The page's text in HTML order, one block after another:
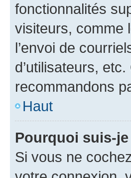
fonctionnalités
visiteurs, comme
l’envoi de
d’utilisateurs,
recommandons
Haut
Pourquoi suis-
Si vous ne